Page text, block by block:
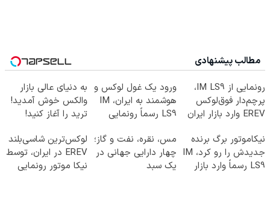
مطالب پیشنهادی
رونمایی از IM LS9،
پرچم‌دار فوق‌لوکس
EREV وارد بازار ایران
ورود یک غول لوکس و
هوشمند به ایران، IM
LS9 رسماً رونمایی
به دنیای عالی بازار
والکس خوش آمدید!
ترید را آغاز کنید!
نیکاموتور برگ برنده
جدیدش را رو کرد، IM
LS9 رسماً وارد بازار
مس، نقره، نفت و گاز؛
چهار دارایی جهانی در
یک سبد
لوکس‌ترین شاسی‌بلند
EREV در ایران، توسط
نیکا موتور رونمایی